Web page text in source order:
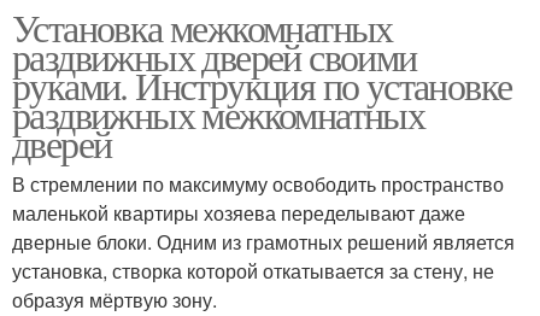
Установка межкомнатных
раздвижных дверей своими
руками. Инструкция по установке
раздвижных межкомнатных
дверей
В стремлении по максимуму освободить пространство
маленькой квартиры хозяева переделывают даже
дверные блоки. Одним из грамотных решений является
установка, створка которой откатывается за стену, не
образуя мёртвую зону.